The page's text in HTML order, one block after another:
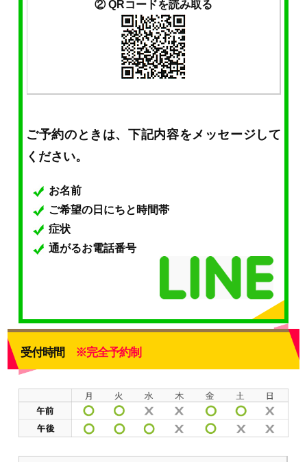
② QRコードを読み取る
ご予約のときは、下記内容をメッセージして
ください。
お名前
ご希望の日にちと時間帯
症状
通がるお電話番号
受付時間 ※完全予約制